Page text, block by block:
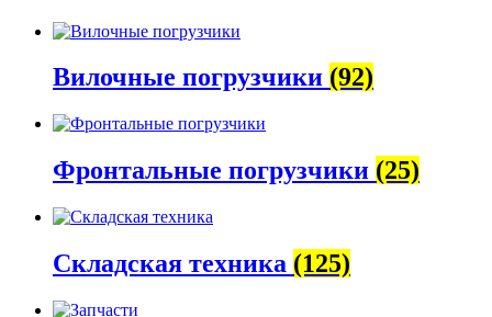
Вилочные погрузчики (92)
Фронтальные погрузчики (25)
Складская техника (125)